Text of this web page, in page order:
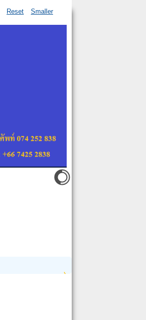
Reset Smaller